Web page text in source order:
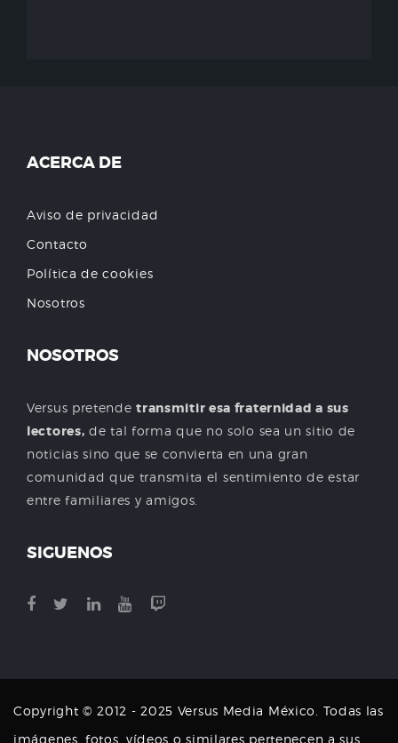
ACERCA DE
Aviso de privacidad
Contacto
Política de cookies
Nosotros
NOSOTROS
Versus pretendetransmitir esa fraternidad a sus
lectores, de tal forma que no solo sea un sitio de
noticias sino que se convierta en una gran
comunidad que transmita el sentimiento de estar
entre familiares y amigos.
SIGUENOS
Copyright © 2012 - 2025 Versus Media México. Todas las
imágenes, fotos, vídeos o similares pertenecen a sus